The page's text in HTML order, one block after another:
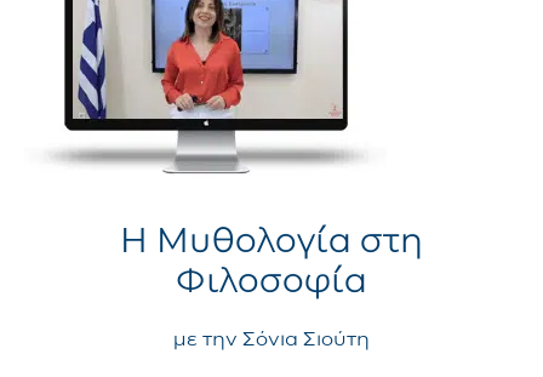
Η Μυθολογία στη
Φιλοσοφία
με την Σόνια Σιούτη